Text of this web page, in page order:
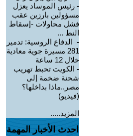
- رئيس الموساد يعزل
مسؤولين بارزين عقب
فشل محاولات -إسقاط
النظ ...
- الدفاع الروسية: تدمير
281 مسيرة جوية معادية
خلال 12 ساعة
- الكويت تحبط تهريب
شحنة ضخمة إلى
مصر..ماذا بداخلها؟
(فيديو)
المزيد.....
احدث الأخبار المهمة